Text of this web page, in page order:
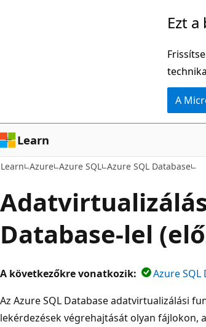
Ezt
A
Learn
Learn Azure Azure SQL Azure SQL Database
Database-lel
A következőkre vonatkozik:
Azure SQL
Az Azure SQL Database adatvirtualizálási
lekérdezések végrehajtását olyan